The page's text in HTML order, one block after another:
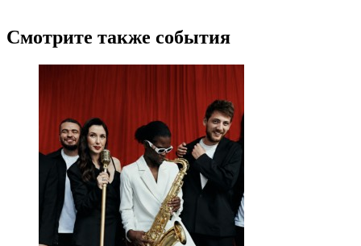
Смотрите также события